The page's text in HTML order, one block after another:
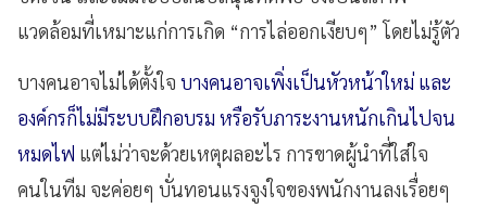
แวดล้อมที่เหมาะแก่การเกิด “การไล่ออกเงียบๆ” โดยไม่รู้ตัว
บางคนอาจไม่ได้ตั้งใจ บางคนอาจเพิ่งเป็นหัวหน้าใหม่ และ
องค์กรก็ไม่มีระบบฝึกอบรม หรือรับภาระงานหนักเกินไปจน
หมดไฟ แต่ไม่ว่าจะด้วยเหตุผลอะไร การขาดผู้นำที่ใส่ใจ
คนในทีม จะค่อยๆ บั่นทอนแรงจูงใจของพนักงานลงเรื่อยๆ